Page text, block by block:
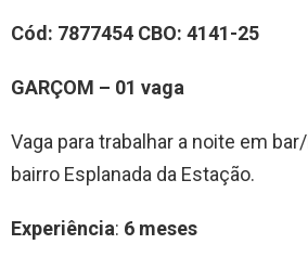
Cód: 7877454 CBO: 4141-25
GARÇOM – 01 vaga
Vaga para trabalhar a noite em
bairro Esplanada da Estação.
Experiência: 6 meses